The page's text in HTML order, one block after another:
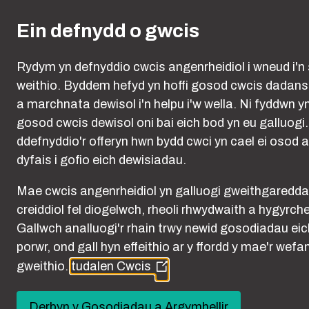
Cael help
Ein defnydd o gwcis
Rydym yn defnyddio cwcis angenrheidiol i wneud i'n
weithio. Byddem hefyd yn hoffi gosod cwcis
a marchnata dewisol i'n helpu i'w wella. Ni fyddwn
gosod cwcis dewisol oni bai eich bod yn eu
ddefnyddio'r offeryn hwn bydd cwci yn cael ei osod
dyfais i gofio eich dewisiadau.
Mae cwcis angenrheidiol yn galluogi
creiddiol fel diogelwch, rheoli rhwydwaith a
Gallwch analluogi'r rhain trwy newid gosodiadau
porwr, ond gall hyn effeithio ar y ffordd y mae'r
gweithio. tudalen Cwcis (Opens
in
a